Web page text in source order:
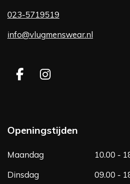
023-5719519
info@vlugmenswear.nl
F
b
o
k
I
a
g
Openingstijden
Maandag
10.00 -
Dinsdag
09.00 -